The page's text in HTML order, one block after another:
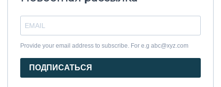
Provide your email address to subscribe. For e.g abc@xyz.com
ПОДПИСАТЬСЯ